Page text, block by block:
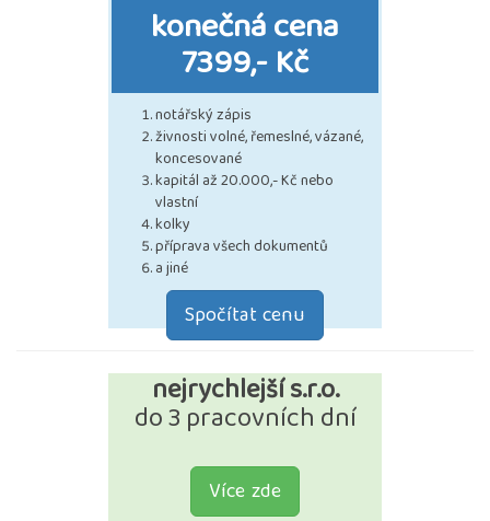
konečná cena
7399,- Kč
notářský zápis
živnosti volné, řemeslné, vázané,
koncesované
kapitál až 20.000,- Kč nebo
vlastní
kolky
příprava všech dokumentů
a jiné
Spočítat cenu
nejrychlejší s.r.o.
do 3 pracovních dní
Více zde